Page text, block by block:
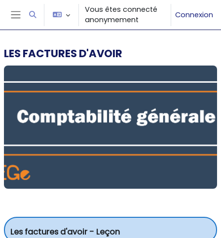
Passer au contenu principal
Panneau latéral
Activer/désactiver la saisie de recherche
Vous êtes connecté
anonymement
Connexion
LES FACTURES D'AVOIR
Les factures d'avoir - Leçon